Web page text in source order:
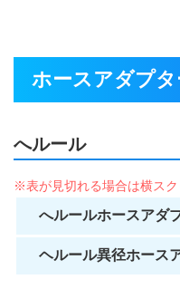
ホースアダプタ
へルール
へルールホースアダ
ヘルール異径ホース